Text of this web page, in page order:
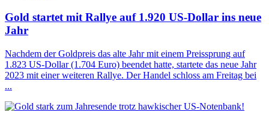
Gold startet mit Rallye auf 1.920 US-Dollar ins neue
Jahr
Nachdem der Goldpreis das alte Jahr mit einem Preissprung auf
1.823 US-Dollar (1.704 Euro) beendet hatte, startete das neue Jahr
2023 mit einer weiteren Rallye. Der Handel schloss am Freitag bei
...